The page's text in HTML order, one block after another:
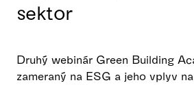
sektor
Druhý webinár Green Building
zameraný na ESG a jeho vplyv